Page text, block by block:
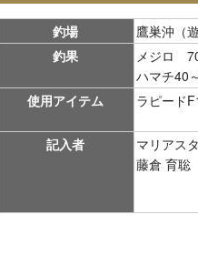
釣場 鷹巣沖（
釣果
メジロ
ハマチ40
使用アイテム ラピード
記入者
マリアス
藤倉 育聡